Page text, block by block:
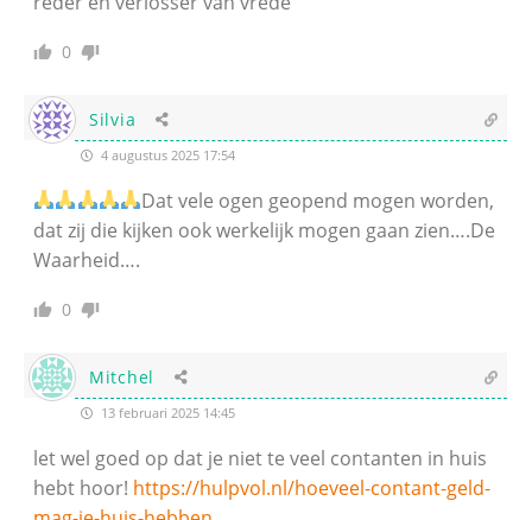
0
Silvia
4 augustus 2025 17:54
Dat vele ogen geopend mogen worden,
dat zij die kijken ook werkelijk mogen gaan zien….De
Waarheid….
0
Mitchel
13 februari 2025 14:45
let wel goed op dat je niet te veel contanten in huis
hebt hoor! https://hulpvol.nl/hoeveel-contant-geld-